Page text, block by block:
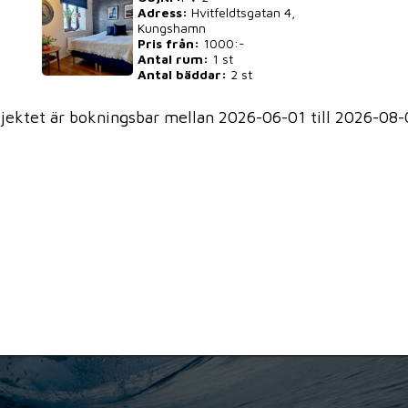
Adress: Hvitfeldtsgatan 4,
Kungshamn
Pris från: 1000:-
Antal rum: 1 st
Antal bäddar: 2 st
är bokningsbar mellan 2026-06-01 till 2026-08-